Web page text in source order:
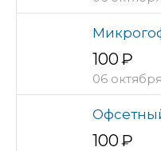
100
06
100